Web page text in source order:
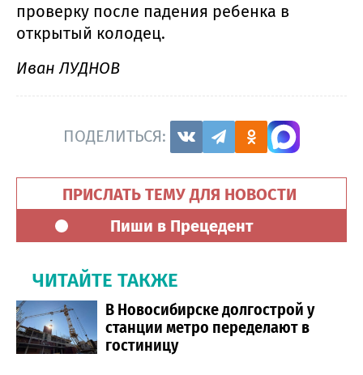
проверку после падения ребенка в
открытый колодец.
Иван ЛУДНОВ
ПОДЕЛИТЬСЯ:
ПРИСЛАТЬ ТЕМУ ДЛЯ НОВОСТИ
Пиши в Прецедент
ЧИТАЙТЕ ТАКЖЕ
В Новосибирске долгострой у
станции метро переделают в
гостиницу